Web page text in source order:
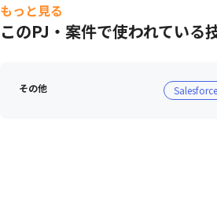
もっと見る
このPJ・案件で使われている
その他 Salesforce